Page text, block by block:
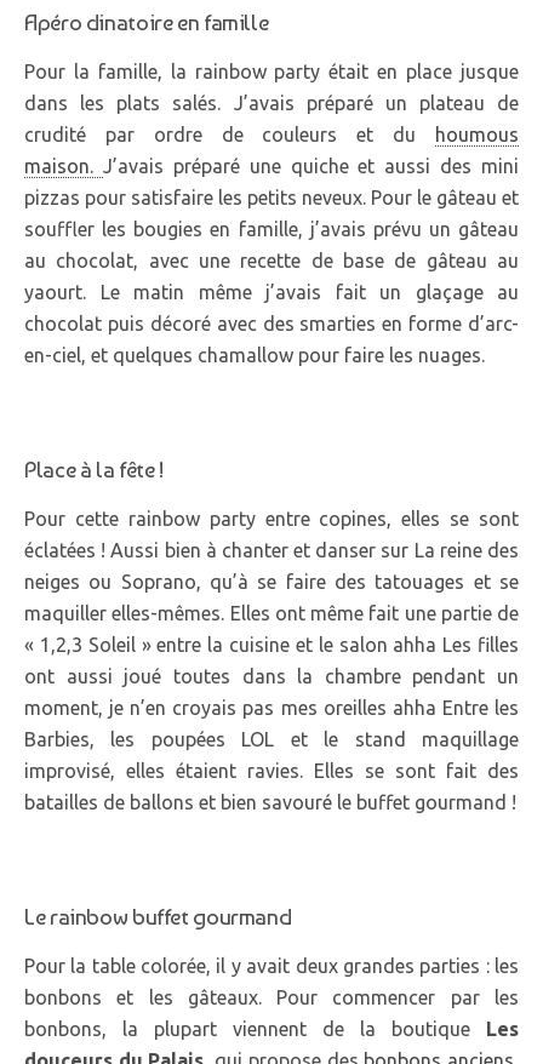
Apéro dinatoire en famille
Pour la famille, la rainbow party était en place jusque
dans les plats salés. J’avais préparé un plateau de
crudité par ordre de couleurs et du
houmous
maison. J’avais préparé une quiche et aussi des mini
pizzas pour satisfaire les petits neveux. Pour le gâteau et
souffler les bougies en famille, j’avais prévu un gâteau
au chocolat, avec une recette de base de gâteau au
yaourt. Le matin même j’avais fait un glaçage au
chocolat puis décoré avec des smarties en forme d’arc-
en-ciel, et quelques chamallow pour faire les nuages.
Place à la fête !
Pour cette rainbow party entre copines, elles se sont
éclatées ! Aussi bien à chanter et danser sur La reine des
neiges ou Soprano, qu’à se faire des tatouages et se
maquiller elles-mêmes. Elles ont même fait une partie de
« 1,2,3 Soleil » entre la cuisine et le salon ahha Les filles
ont aussi joué toutes dans la chambre pendant un
moment, je n’en croyais pas mes oreilles ahha Entre les
Barbies, les poupées LOL et le stand maquillage
improvisé, elles étaient ravies. Elles se sont fait des
batailles de ballons et bien savouré le buffet gourmand !
Le rainbow buffet gourmand
Pour la table colorée, il y avait deux grandes parties : les
bonbons et les gâteaux. Pour commencer par les
bonbons, la plupart viennent de la boutique Les